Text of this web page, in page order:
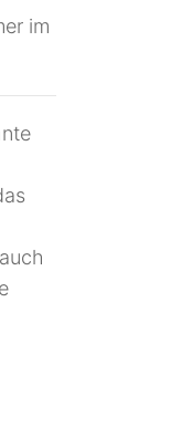
im